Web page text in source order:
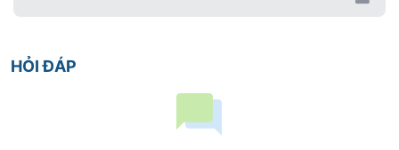
HỎI ĐÁP